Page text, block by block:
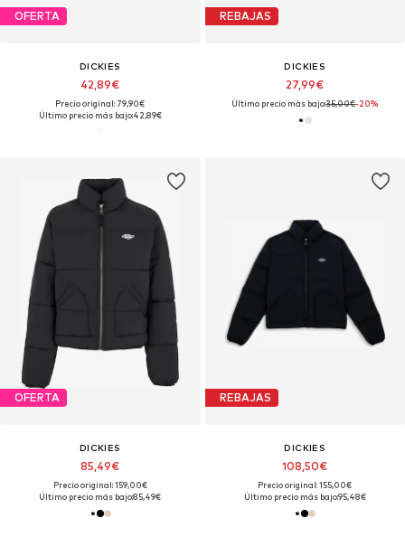
OFERTA
DICKIES
42,89€
Precio original: 79,90€
Último precio más bajo:42,89€
REBAJAS
DICKIES
27,99€
Último precio más bajo:35,00€-20%
OFERTA
DICKIES
85,49€
Precio original: 159,00€
Último precio más bajo:85,49€
REBAJAS
DICKIES
108,50€
Precio original: 155,00€
Último precio más bajo:95,48€